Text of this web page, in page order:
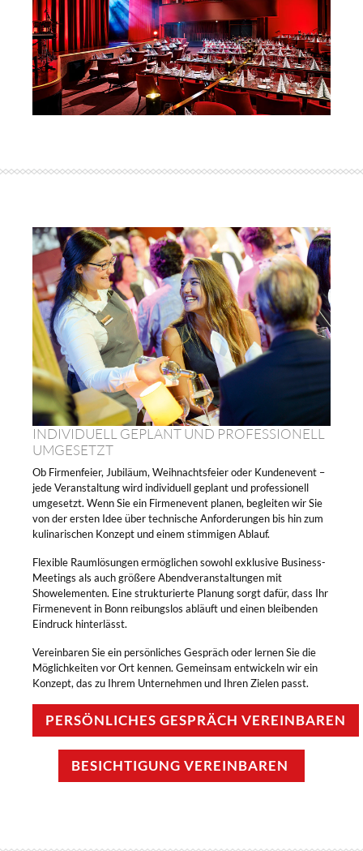
INDIVIDUELL GEPLANT UND PROFESSIONELL
UMGESETZT
Ob Firmenfeier, Jubiläum, Weihnachtsfeier oder Kundenevent –
jede Veranstaltung wird individuell geplant und professionell
umgesetzt. Wenn Sie ein Firmenevent planen, begleiten wir Sie
von der ersten Idee über technische Anforderungen bis hin zum
kulinarischen Konzept und einem stimmigen Ablauf.
Flexible Raumlösungen ermöglichen sowohl exklusive Business-
Meetings als auch größere Abendveranstaltungen mit
Showelementen. Eine strukturierte Planung sorgt dafür, dass Ihr
Firmenevent in Bonn reibungslos abläuft und einen bleibenden
Eindruck hinterlässt.
Vereinbaren Sie ein persönliches Gespräch oder lernen Sie die
Möglichkeiten vor Ort kennen. Gemeinsam entwickeln wir ein
Konzept, das zu Ihrem Unternehmen und Ihren Zielen passt.
PERSÖNLICHES GESPRÄCH VEREINBAREN
BESICHTIGUNG VEREINBAREN